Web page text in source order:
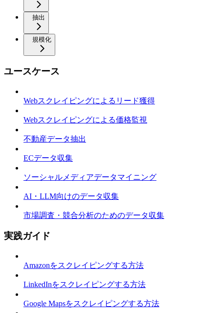
抽出
規模化
ユースケース
Webスクレイピングによるリード獲得
Webスクレイピングによる価格監視
不動産データ抽出
ECデータ収集
ソーシャルメディアデータマイニング
AI・LLM向けのデータ収集
市場調査・競合分析のためのデータ収集
実践ガイド
Amazonをスクレイピングする方法
LinkedInをスクレイピングする方法
Google Mapsをスクレイピングする方法